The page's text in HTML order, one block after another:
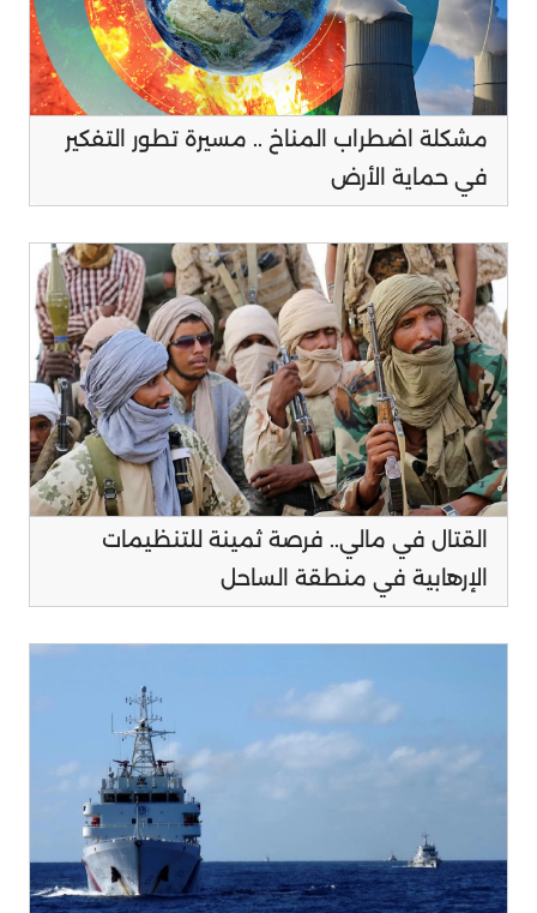
مشكلة اضطراب المناخ .. مسيرة تطور التفكير
في حماية الأرض
القتال في مالي.. فرصة ثمينة للتنظيمات
الإرهابية في منطقة الساحل